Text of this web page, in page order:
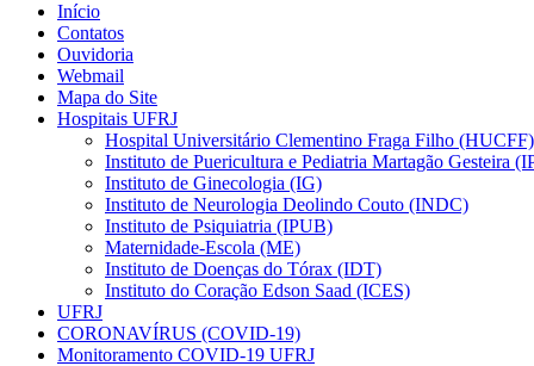
Início
Contatos
Ouvidoria
Webmail
Mapa do Site
Hospitais UFRJ
Hospital Universitário Clementino Fraga Filho (HUCFF)
Instituto de Puericultura e Pediatria Martagão Gesteira
Instituto de Ginecologia (IG)
Instituto de Neurologia Deolindo Couto (INDC)
Instituto de Psiquiatria (IPUB)
Maternidade-Escola (ME)
Instituto de Doenças do Tórax (IDT)
Instituto do Coração Edson Saad (ICES)
UFRJ
CORONAVÍRUS (COVID-19)
Monitoramento COVID-19 UFRJ